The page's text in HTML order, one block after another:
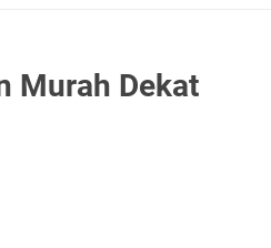
Murah Dekat